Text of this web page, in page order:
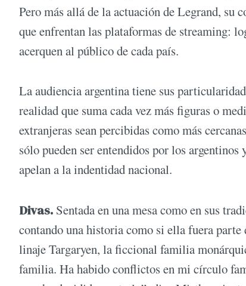
Pero más allá de la actuación de Legrand, su
que enfrentan las plataformas de streaming:
acerquen al público de cada país.
La audiencia argentina tiene sus
realidad que suma cada vez más figuras o
extranjeras sean percibidas como más
sólo pueden ser entendidos por los
apelan a la indentidad nacional.
Divas. Sentada en una mesa como en sus
contando una historia como si ella fuera
linaje Targaryen, la ficcional familia
familia. Ha habido conflictos en mi círculo